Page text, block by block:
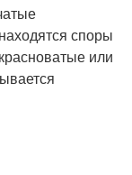
споры
или